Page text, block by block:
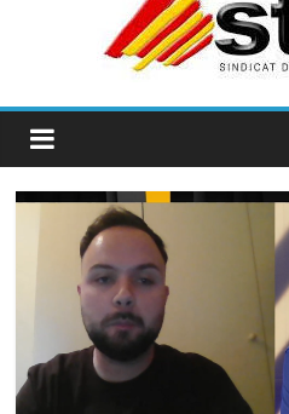
OPERATIVA DE ENTRADA EN EL
Programa de Radio TAXI LIBRE
Edición 385